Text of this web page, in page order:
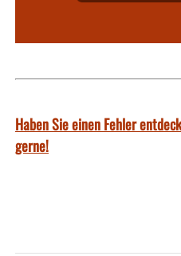
Haben Sie einen Fehler
gerne!